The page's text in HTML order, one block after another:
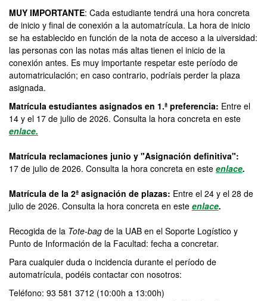
MUY IMPORTANTE: Cada estudiante tendrá una hora concreta
de inicio y final de conexión a la automatrícula. La hora de inicio
se ha establecido en función de la nota de acceso a la uiversidad:
las personas con las notas más altas tienen el inicio de la
conexión antes. Es muy importante respetar este período de
automatriculación; en caso contrario, podríais perder la plaza
asignada.
Matrícula estudiantes asignados en 1.ª preferencia: Entre el
14 y el 17 de julio de 2026. Consulta la hora concreta en este
enlace.
Matrícula reclamaciones junio y "Asignación definitiva":
17 de julio de 2026. Consulta la hora concreta en este enlace.
Matrícula de la 2ª asignación de plazas: Entre el 24 y el 28 de
julio de 2026. Consulta la hora concreta en este enlace.
Recogida de la Tote-bag de la UAB en el Soporte Logístico y
Punto de Información de la Facultad: fecha a concretar.
Para cualquier duda o incidencia durante el período de
automatrícula, podéis contactar con nosotros:
Teléfono: 93 581 3712 (10:00h a 13:00h)